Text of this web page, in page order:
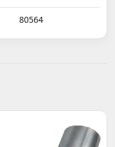
80564